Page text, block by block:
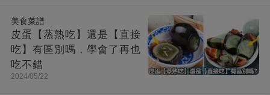
美食菜譜
皮蛋【蒸熟吃】還是【直接
吃】有區別嗎，學會了再也
吃不錯
2024/05/22